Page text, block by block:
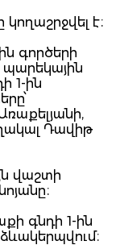
է։
գործերի
1-ին
Դավիթ
վաշտի
գնդի 1-ին